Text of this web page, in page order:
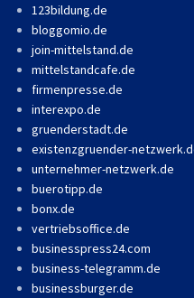
123bildung.de
bloggomio.de
join-mittelstand.de
mittelstandcafe.de
firmenpresse.de
interexpo.de
gruenderstadt.de
existenzgruender-
unternehmer-netzwerk.de
buerotipp.de
bonx.de
vertriebsoffice.de
businesspress24.com
business-telegramm.de
businessburger.de